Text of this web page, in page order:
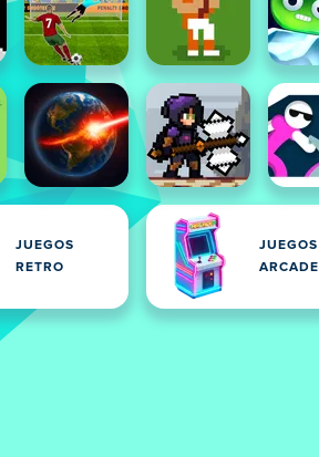
JUEGOS
RETRO
JUEGOS
ARCADE